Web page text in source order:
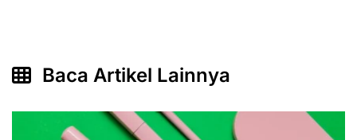
Baca Artikel Lainnya